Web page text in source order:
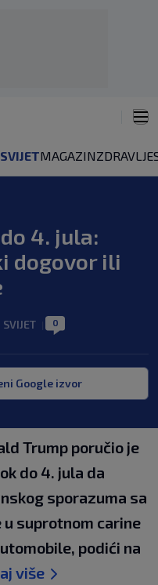
SVIJETMAGAZINZDRAVLJE
4. jula:
dogovor ili
SVIJET 0
Google izvor
Trump poručio je
do 4. jula da
sporazuma sa
suprotnom carine
podići na
više